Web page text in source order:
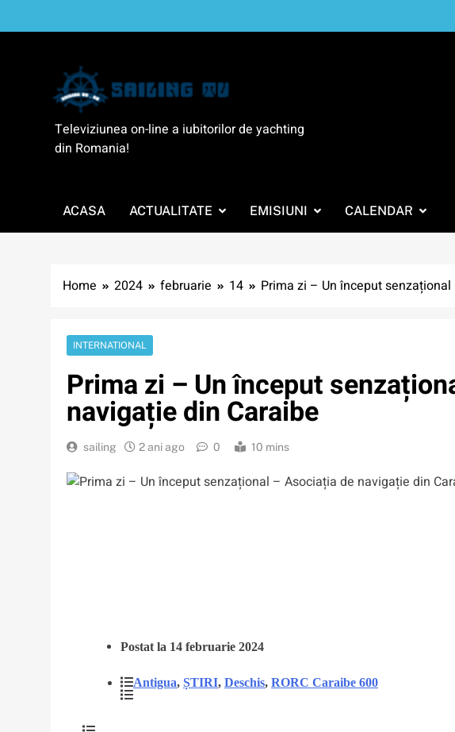
to
SailingTV
Televiziunea on-line a iubitorilor de yachting
din Romania!
ACASA ACTUALITATE EMISIUNI CALENDAR
Home 2024 februarie 14 Prima zi – Un început
INTERNATIONAL
Prima zi – Un început
navigație din Caraibe
sailing 2 ani ago 0 10 mins
Postat la 14 februarie 2024
Antigua, ȘTIRI, Deschis, RORC Caraibe 600